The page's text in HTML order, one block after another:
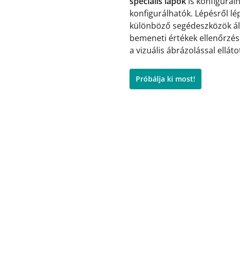
konfigurálhatók. Lépésről
különböző segédeszközök
bemeneti értékek
a vizuális ábrázolással
Próbálja ki most!